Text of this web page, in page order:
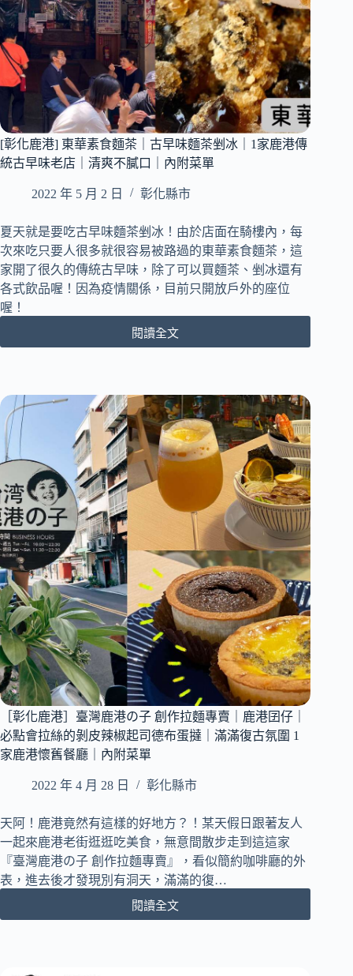
菜
控
必
吃！
香
菜
口
味
地
｜
有
9
種
口
味
可
以
選
奠
安
宮
必
吃
銅
板
內
附
完
整
菜
單
[彰化鹿港] 東華素食麵茶｜古早味麵茶剉冰｜1家鹿港傳
統古早味老店｜清爽不膩口｜內附菜單
2022 年 5 月 2 日 彰化縣市
夏天就是要吃古早味麵茶剉冰！由於店面在騎樓內，每
次來吃只要人很多就很容易被路過的東華素食麵茶，這
家開了很久的傳統古早味，除了可以買麵茶、剉冰還有
各式飲品喔！因為疫情關係，目前只開放戶外的座位
喔！
閱讀全文
[彰
東
華
素
食
麵
茶
｜
味
麵
茶
剉
冰
｜
1
鹿
港
傳
統
味
店
｜
清
爽
不
膩
口
［彰化鹿港］臺灣鹿港の子 創作拉麵專賣｜鹿港囝仔｜
必點會拉絲的剝皮辣椒起司德布蛋撻｜滿滿復古氛圍 1
家鹿港懷舊餐廳｜內附菜單
2022 年 4 月 28 日 彰化縣市
天阿！鹿港竟然有這樣的好地方？！某天假日跟著友人
一起來鹿港老街逛逛吃美食，無意間散步走到這這家
『臺灣鹿港の子 創作拉麵專賣』，看似簡約咖啡廳的外
表，進去後才發現別有洞天，滿滿的復…
閱讀全文
［彰